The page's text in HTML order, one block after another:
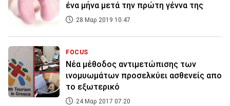
ένα μήνα μετά την πρώτη γέννα της
28 Μαρ 2019 10:47
FOCUS
Νέα μέθοδος αντιμετώπισης των
ινομυωμάτων προσελκύει ασθενείς απο
το εξωτερικό
24 Μαρ 2017 07:20